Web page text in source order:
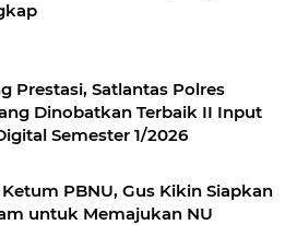
Prestasi, Satlantas Polres
Dinobatkan Terbaik II Input
Semester 1/2026
PBNU, Gus Kikin Siapkan
untuk Memajukan NU